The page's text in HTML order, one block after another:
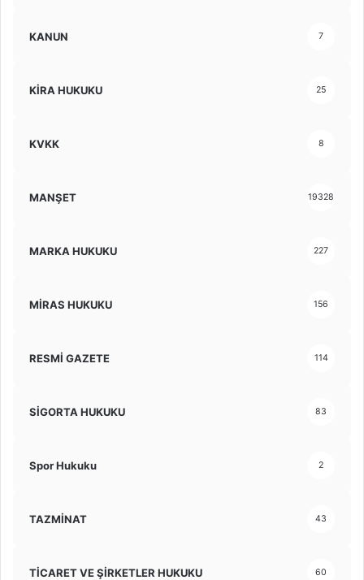
KANUN 7
KİRA HUKUKU 25
KVKK 8
MANŞET 19328
MARKA HUKUKU 227
MİRAS HUKUKU 156
RESMİ GAZETE 114
SİGORTA HUKUKU 83
Spor Hukuku 2
TAZMİNAT 43
TİCARET VE ŞİRKETLER HUKUKU 60